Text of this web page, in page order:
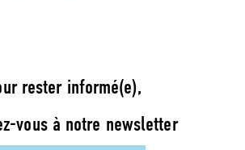
rester informé(e),
vous à notre newsletter